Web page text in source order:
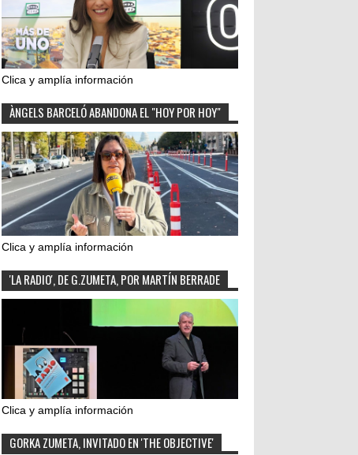
Clica y amplía información
ÀNGELS BARCELÓ ABANDONA EL "HOY POR HOY"
Clica y amplía información
'LA RADIO', DE G.ZUMETA, POR MARTÍN BERRADE
Clica y amplía información
GORKA ZUMETA, INVITADO EN 'THE OBJECTIVE'